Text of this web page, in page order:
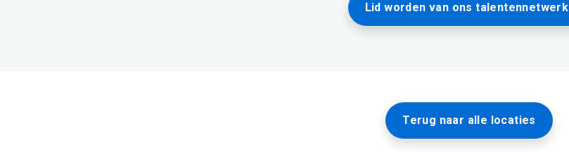
Lid worden van ons talentennetwerk
Terug naar alle locaties